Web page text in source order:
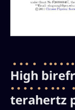
High
terahertz